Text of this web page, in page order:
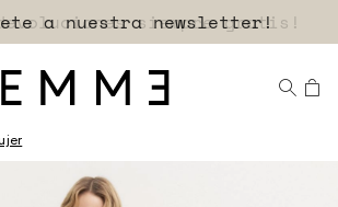
a nuestra newsletter!